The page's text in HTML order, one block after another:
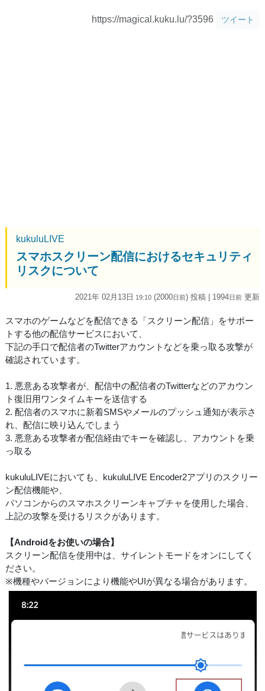
https://magical.kuku.lu/?3596 ツイート
kukuluLIVE
スマホスクリーン配信におけるセキュリティ
リスクについて
2021年 02月13日 19:10 (2000日前) 投稿 | 1994日前 更新
スマホのゲームなどを配信できる「スクリーン配信」をサポー
トする他の配信サービスにおいて、
下記の手口で配信者のTwitterアカウントなどを乗っ取る攻撃が
確認されています。
1. 悪意ある攻撃者が、配信中の配信者のTwitterなどのアカウン
ト復旧用ワンタイムキーを送信する
2. 配信者のスマホに新着SMSやメールのプッシュ通知が表示さ
れ、配信に映り込んでしまう
3. 悪意ある攻撃者が配信経由でキーを確認し、アカウントを乗
っ取る
kukuluLIVEにおいても、kukuluLIVE Encoder2アプリのスクリー
ン配信機能や、
パソコンからのスマホスクリーンキャプチャを使用した場合、
上記の攻撃を受けるリスクがあります。
【Androidをお使いの場合】
スクリーン配信を使用中は、サイレントモードをオンにしてく
ださい。
※機種やバージョンにより機能やUIが異なる場合があります。